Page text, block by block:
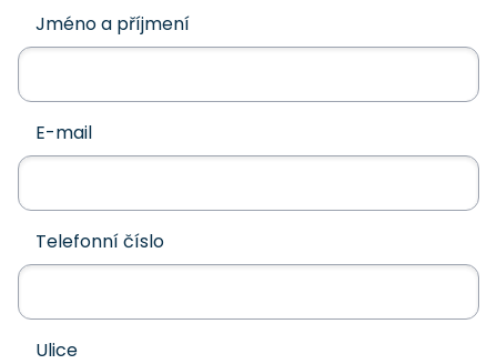
Jméno a příjmení
E-mail
Telefonní číslo
Ulice